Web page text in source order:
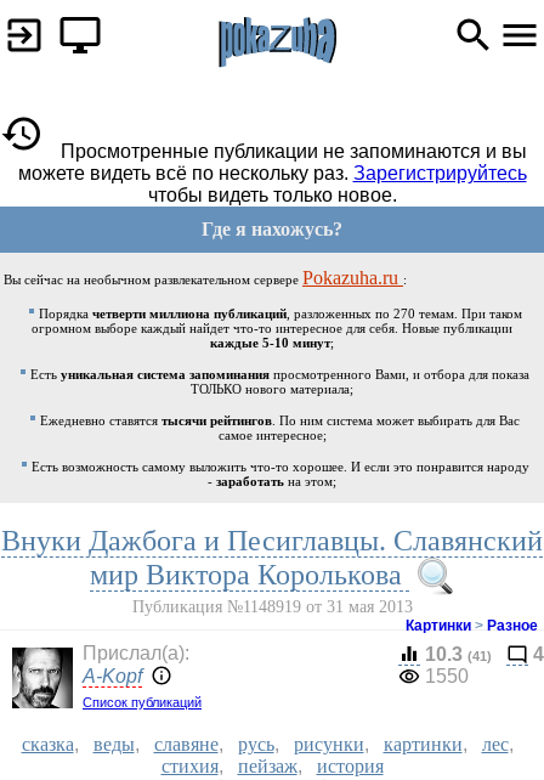
Просмотренные публикации не запоминаются и вы
можете видеть всё по нескольку раз. Зарегистрируйтесь
чтобы видеть только новое.
Где я нахожусь?
Вы сейчас на необычном развлекательном сервере Pokazuha.ru :
Порядка четверти миллиона публикаций, разложенных по 270 темам. При таком
огромном выборе каждый найдет что-то интересное для себя. Новые публикации
каждые 5-10 минут;
Есть уникальная система запоминания просмотренного Вами, и отбора для показа
ТОЛЬКО нового материала;
Ежедневно ставятся тысячи рейтингов . По ним система может выбирать для Вас
самое интересное;
Есть возможность самому выложить что-то хорошее. И если это понравится народу
- заработать на этом;
Внуки Дажбога и Песиглавцы. Славянский
мир Виктора Королькова
Публикация №1148919 от 31 мая 2013
Картинки > Разное
Прислал(a):
A-Kopf
Список публикаций
10.3 (41)
4
1550
сказка, веды, славяне, русь, рисунки, картинки, лес,
стихия, пейзаж, история